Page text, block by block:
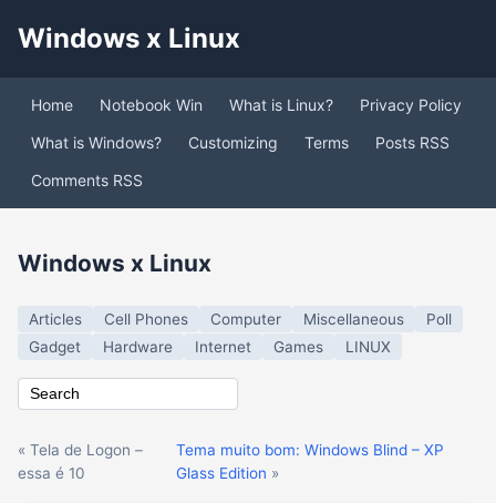
Windows x Linux
Home Notebook Win What is Linux?
Privacy Policy
What is Windows?
Customizing Terms
Posts RSS
Comments RSS
Windows x Linux
Articles Cell Phones Computer Miscellaneous
Poll
Gadget
Hardware Internet Games LINUX
« Tela de Logon –
essa é 10
Tema muito bom: Windows Blind – XP
Glass Edition »